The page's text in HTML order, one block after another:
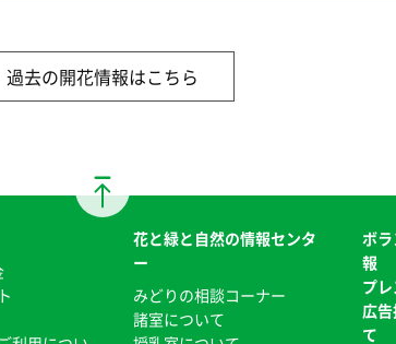
過去の開花情報はこちら
花と緑と自然の情報センタ
ー
みどりの相談コーナー
諸室について
ボ
報
プ
広
て